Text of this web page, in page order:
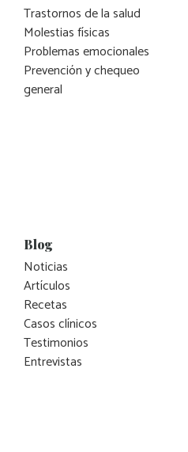
Trastornos de la salud
Molestias físicas
Problemas emocionales
Prevención y chequeo
general
Blog
Noticias
Artículos
Recetas
Casos clínicos
Testimonios
Entrevistas